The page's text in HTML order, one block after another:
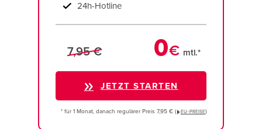
24h-Hotline
7,95 € 0€ mtl.*
JETZT STARTEN
* für 1 Monat, danach regulärer Preis 7,95 € ( EU−PREISE)